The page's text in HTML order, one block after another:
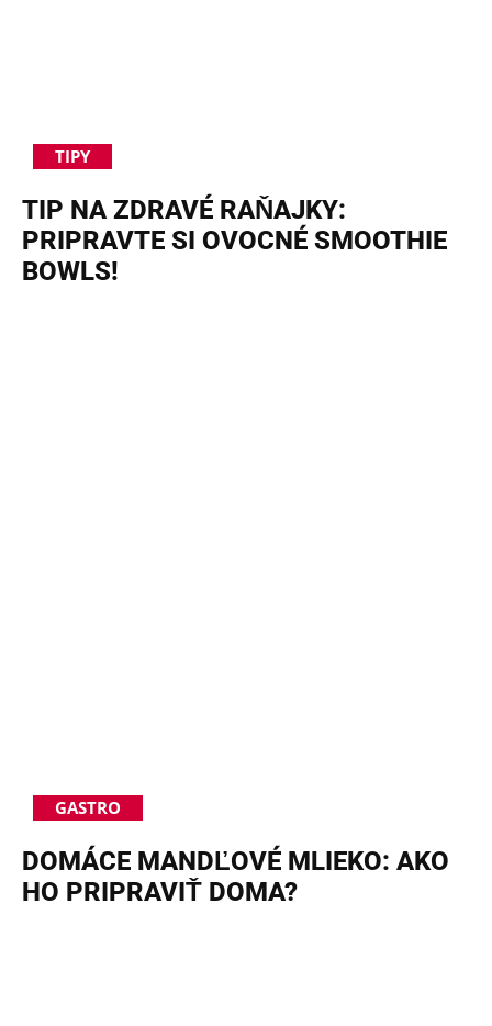
TIPY
TIP NA ZDRAVÉ RAŇAJKY:
PRIPRAVTE SI OVOCNÉ SMOOTHIE
BOWLS!
GASTRO
DOMÁCE MANDĽOVÉ MLIEKO: AKO
HO PRIPRAVIŤ DOMA?